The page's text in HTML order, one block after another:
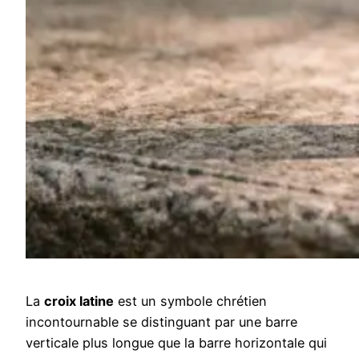
La croix latine est un symbole chrétien
incontournable se distinguant par une barre
verticale plus longue que la barre horizontale qui